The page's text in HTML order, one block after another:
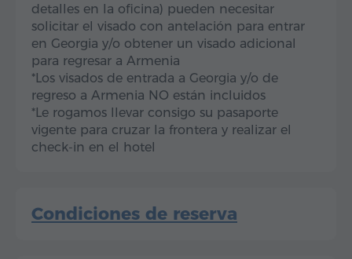
detalles en la oficina) pueden necesitar
solicitar el visado con antelación para entrar
en Georgia y/o obtener un visado adicional
para regresar a Armenia
*Los visados de entrada a Georgia y/o de
regreso a Armenia NO están incluidos
*Le rogamos llevar consigo su pasaporte
vigente para cruzar la frontera y realizar el
check-in en el hotel
Condiciones de reserva